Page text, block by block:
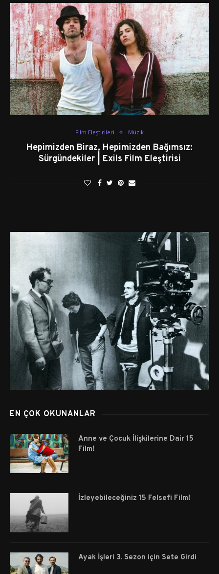
Film Eleştirileri Müzik
Hepimizden Biraz, Hepimizden Bağımsız:
Sürgündekiler | Exils Film Eleştirisi
EN ÇOK OKUNANLAR
Anne ve Çocuk İlişkilerine Dair 15
Film!
İzleyebileceğiniz 15 Felsefi Film!
Ayak İşleri 3. Sezon için Sete Girdi